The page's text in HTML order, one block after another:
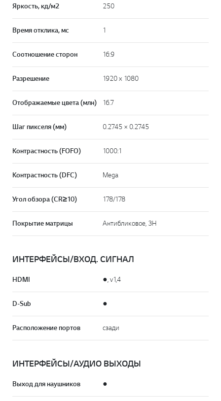
Яркость, кд/м2 250
Время отклика, мс 1
Соотношение сторон 16:9
Разрешение 1920 x 1080
Отображаемые цвета (млн) 16.7
Шаг пикселя (мм) 0.2745 × 0.2745
Контрастность (FOFO) 1000:1
Контрастность (DFC) Mega
Угол обзора (CR≥10) 178/178
Покрытие матрицы Антибликовое, 3H
ИНТЕРФЕЙСЫ/ВХОД. СИГНАЛ
HDMI ●, v1,4
D-Sub ●
Расположение портов сзади
ИНТЕРФЕЙСЫ/АУДИО ВЫХОДЫ
Выход для наушников ●